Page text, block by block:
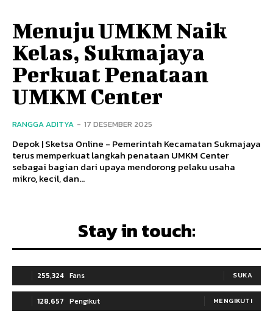
Menuju UMKM Naik
Kelas, Sukmajaya
Perkuat Penataan
UMKM Center
RANGGA ADITYA - 17 DESEMBER 2025
Depok | Sketsa Online - Pemerintah Kecamatan Sukmajaya
terus memperkuat langkah penataan UMKM Center
sebagai bagian dari upaya mendorong pelaku usaha
mikro, kecil, dan...
Stay in touch:
255,324 Fans SUKA
128,657 Pengikut MENGIKUTI